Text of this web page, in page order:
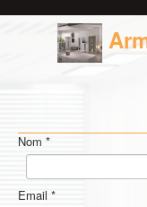
Nom *
Email *